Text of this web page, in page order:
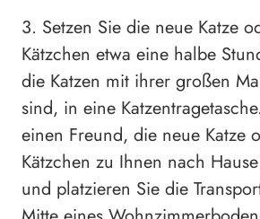
3. Setzen Sie die neue Katze
Kätzchen etwa eine halbe
die Katzen mit ihrer großen
sind, in eine
einen Freund, die neue Katze
Kätzchen zu Ihnen nach
und platzieren Sie die